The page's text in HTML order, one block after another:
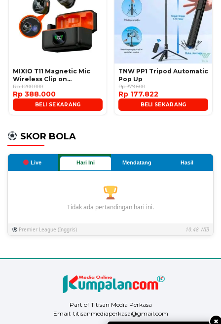
MIXIO T11 Magnetic Mic
Wireless Clip on
Microphone
Rp 1.200.000
Rp 388.000
BELI SEKARANG
TNW PP1 Tripod Automatic
Pop Up
Rp 379.600
Rp 177.822
BELI SEKARANG
SKOR BOLA
Live Hari Ini Mendatang Hasil
Tidak ada pertandingan hari ini.
Premier League (Inggris) 10.48 WIB
✖
Part of Titisan Media Perkasa
Email: titisanmediaperkasa@gmail.com